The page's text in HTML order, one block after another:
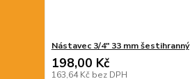
Nástavec 3/4" 33 mm šestihranný
198,00 Kč
163,64 Kč bez DPH